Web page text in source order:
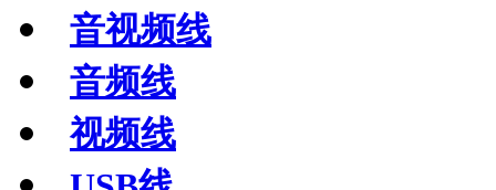
音视频线
音频线
视频线